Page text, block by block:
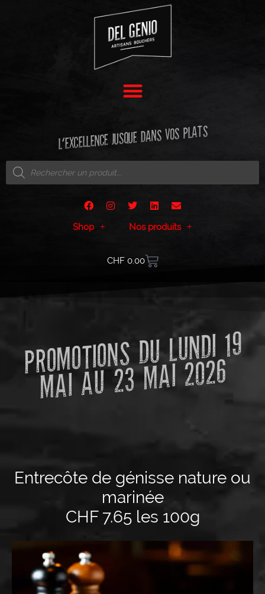
L'EXCELLENCE JUSQUE DANS VOS PLATS
Shop Nos produits
CHF0.00
PRO
MOTIONS DU LUNDI 19
MAI AU 23
MAI 2026
Entrecôte de génisse nature ou
marinée
CHF 7.65 les 100g